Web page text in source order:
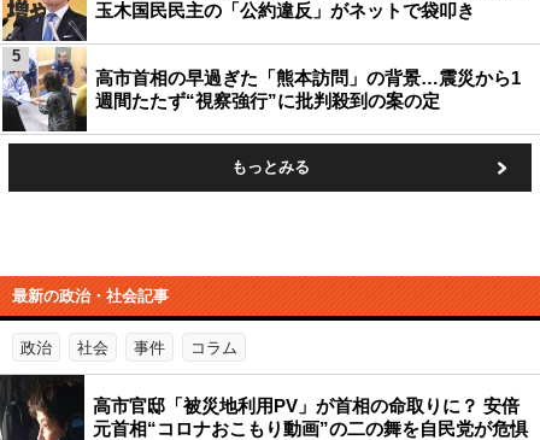
玉木国民民主の「公約違反」がネットで袋叩き
高市首相の早過ぎた「熊本訪問」の背景…震災から1
週間たたず“視察強行”に批判殺到の案の定
5
もっとみる
最新の政治・社会記事
政治 社会 事件 コラム
高市官邸「被災地利用PV」が首相の命取りに？ 安倍
元首相“コロナおこもり動画”の二の舞を自民党が危惧